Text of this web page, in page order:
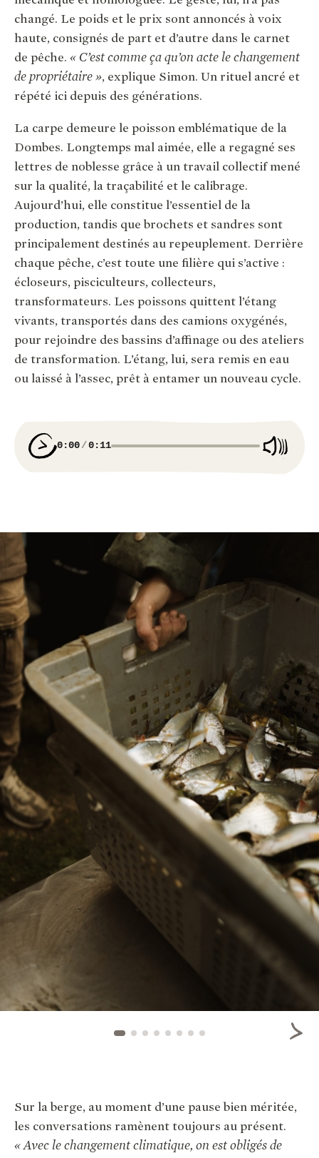
changé. Le poids et le prix sont annoncés à voix
haute, consignés de part et d’autre dans le carnet
de pêche. « C’est comme ça qu’on acte le changement
de propriétaire », explique Simon. Un rituel ancré et
répété ici depuis des générations.
La carpe demeure le poisson emblématique de la
Dombes. Longtemps mal aimée, elle a regagné ses
lettres de noblesse grâce à un travail collectif mené
sur la qualité, la traçabilité et le calibrage.
Aujourd’hui, elle constitue l’essentiel de la
production, tandis que brochets et sandres sont
principalement destinés au repeuplement. Derrière
chaque pêche, c’est toute une filière qui s’active :
écloseurs, pisciculteurs, collecteurs,
transformateurs. Les poissons quittent l’étang
vivants, transportés dans des camions oxygénés,
pour rejoindre des bassins d’affinage ou des ateliers
de transformation. L’étang, lui, sera remis en eau
ou laissé à l’assec, prêt à entamer un nouveau cycle.
0:00 0:11
Sur la berge, au moment d’une pause bien méritée,
les conversations ramènent toujours au présent.
« Avec le changement climatique, on est obligés de